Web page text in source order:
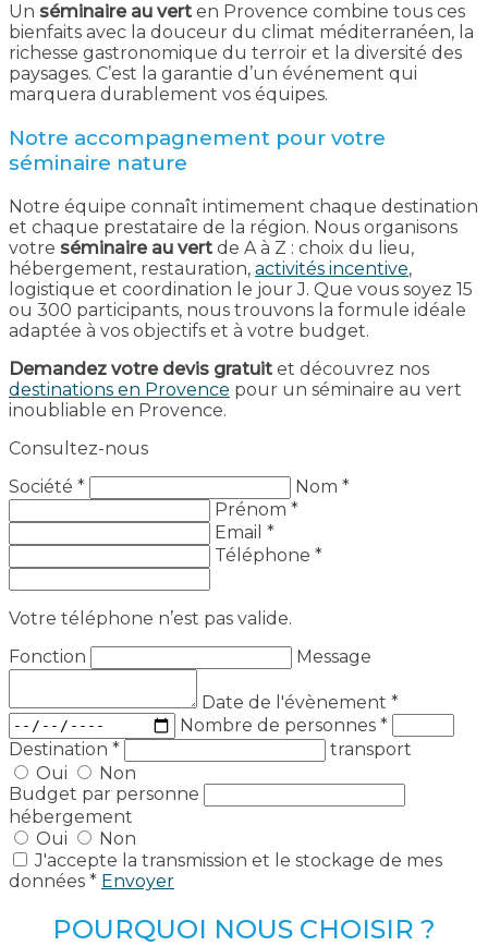
Un séminaire au vert en Provence combine tous ces
bienfaits avec la douceur du climat méditerranéen, la
richesse gastronomique du terroir et la diversité des
paysages. C’est la garantie d’un événement qui
marquera durablement vos équipes.
Notre accompagnement pour votre
séminaire nature
Notre équipe connaît intimement chaque destination
et chaque prestataire de la région. Nous organisons
votre séminaire au vert de A à Z : choix du lieu,
hébergement, restauration, activités incentive,
logistique et coordination le jour J. Que vous soyez 15
ou 300 participants, nous trouvons la formule idéale
adaptée à vos objectifs et à votre budget.
Demandez votre devis gratuit et découvrez nos
destinations en Provence pour un séminaire au vert
inoubliable en Provence.
Consultez-nous
Société *
Nom *
Prénom *
Email *
Téléphone *
Votre téléphone n’est pas valide.
Fonction
Message
Date de l'évènement *
Nombre de personnes *
Destination *
transport
Oui
Non
Budget par personne
hébergement
Oui
Non
J'accepte la transmission et le stockage de mes
données * Envoyer
POURQUOI NOUS CHOISIR ?